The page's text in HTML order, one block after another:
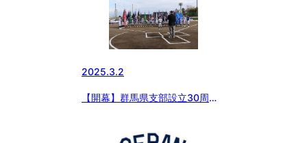
2025.3.2
【開幕】群馬県支部設立30周年